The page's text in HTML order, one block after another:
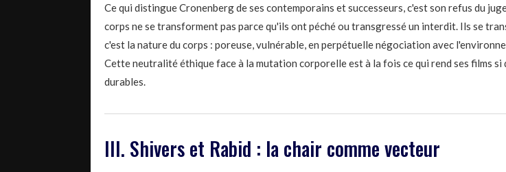
Ce qui distingue Cronenberg de ses contemporains et successeurs, c'est son refus du
corps ne se transforment pas parce qu'ils ont péché ou transgressé un interdit. Ils se
c'est la nature du corps : poreuse, vulnérable, en perpétuelle négociation avec
Cette neutralité éthique face à la mutation corporelle est à la fois ce qui rend ses films si
durables.
III. Shivers et Rabid : la chair comme vecteur